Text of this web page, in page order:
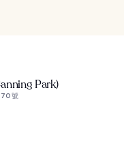
Park)
70 號